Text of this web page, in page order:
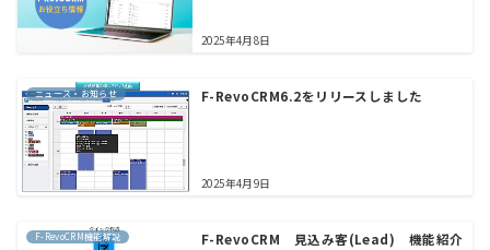
2025年4月8日
ニュース・お知らせ F-RevoCRM6.2をリリースしました
2025年4月9日
F-RevoCRM機能解説 F-RevoCRM 見込み客(Lead) 機能紹介